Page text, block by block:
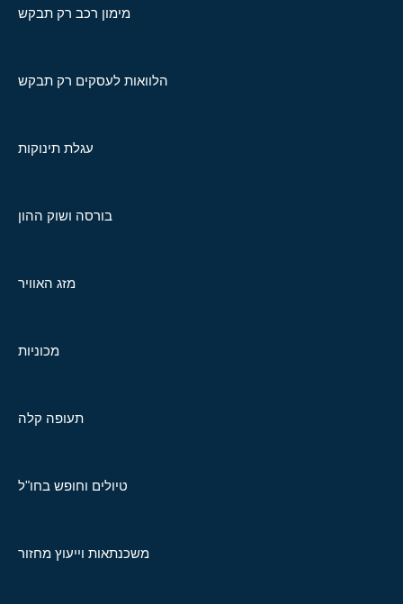
מימון רכב רק תבקש
הלוואות לעסקים רק תבקש
עגלת תינוקות
בורסה ושוק ההון
מזג האוויר
מכוניות
תעופה קלה
טיולים וחופש בחו"ל
משכנתאות וייעוץ מחזור